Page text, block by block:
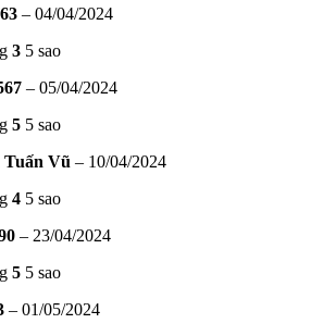
– 04/04/2024
3 5 sao
– 05/04/2024
5 5 sao
Tuấn Vũ – 10/04/2024
4 5 sao
– 23/04/2024
5 5 sao
– 01/05/2024